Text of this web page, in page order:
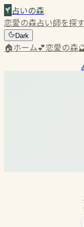
占いの森
恋愛の森占い師を探す
Dark
🏠ホーム💕恋愛の森